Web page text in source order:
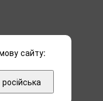
сайту:
російська